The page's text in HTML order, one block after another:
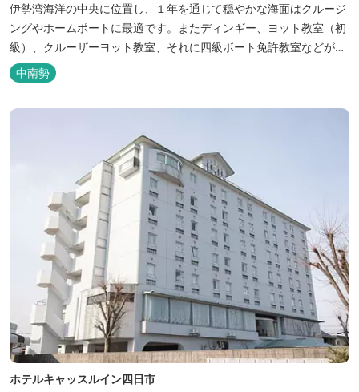
伊勢湾海洋の中央に位置し、１年を通じて穏やかな海面はクルージ
ングやホームポートに最適です。またディンギー、ヨット教室（初
級）、クルーザーヨット教室、それに四級ボート免許教室などが開
催されています。レンタルヨットもあります。
中南勢
ホテルキャッスルイン四日市